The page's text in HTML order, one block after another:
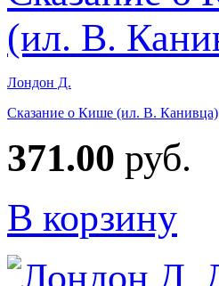
Лондон Д.
Сказание о Кише (ил. В. Канивца)
371.00 руб.
В корзину